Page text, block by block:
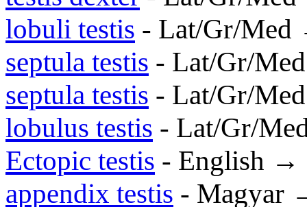
lobuli testis - Lat/Gr/Med
septula testis - Lat/Gr/
septula testis - Lat/Gr/
lobulus testis - Lat/Gr/
Ectopic testis - English →
appendix testis -